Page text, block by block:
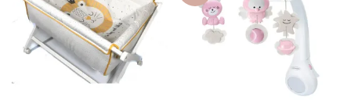
Las
opciones
se
pueden
Añadir
a la
lista de
deseos
Añadir